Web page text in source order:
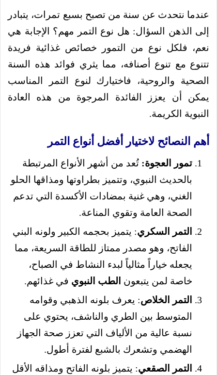
عندما نتحدث عن سنة من تصبح بسبع تمرات، يتبادر
إلى الذهن السؤال: هل نوع التمر مهم؟ الإجابة هي
نعم، فلكل نوع من التمور خصائص غذائية فريدة
تتنوع مع تنوع أصنافه، مما يثري فوائد هذه السنة
الصحية والروحية، فاختيارك لنوع التمر المناسب
يمكن أن يعزز الفائدة المرجوة من هذه العادة
النبوية الكريمة.
أهم النصائح لاختيار أفضل أنواع التمر
تمور العجوة: تُعد من أشهر الأنواع المرتبطة
بالحديث النبوي، وتتميز بطراوتها ومذاقها الحلو
الغني، وهي غنية بمضادات الأكسدة التي تدعم
الصحة العامة وتقوي المناعة.
التمر السكري: يتميز بحجمه الكبير ولونه البني
الفاتح، وهو مصدر ممتاز للطاقة السريعة، مما
يجعله خياراً مثالياً لبدء النشاط في الصباح،
خاصة لمن يتبعون الطب النبوي في غذائهم.
التمر الخلاص: يعرف بلونه الذهبي وقوامه
المتوسط بين الطري والناشف، يحتوي على
نسبة عالية من الألياف التي تعزز صحة الجهاز
الهضمي وتشعرك بالشبع لفترة أطول.
التمر الصقعي: يتميز بلونه الفاتح ومذاقه الأقل